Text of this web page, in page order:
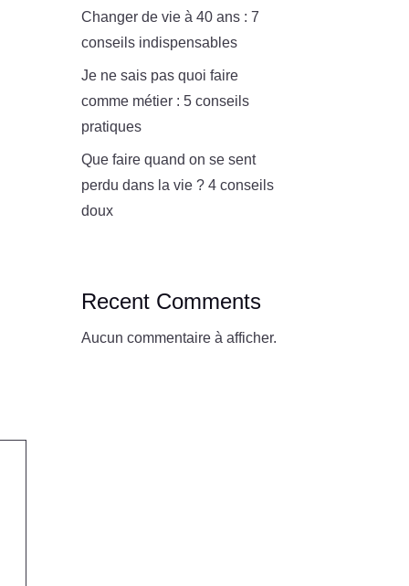
Changer de vie à 40 ans : 7
conseils indispensables
Je ne sais pas quoi faire
comme métier : 5 conseils
pratiques
Que faire quand on se sent
perdu dans la vie ? 4 conseils
doux
Recent Comments
Aucun commentaire à afficher.